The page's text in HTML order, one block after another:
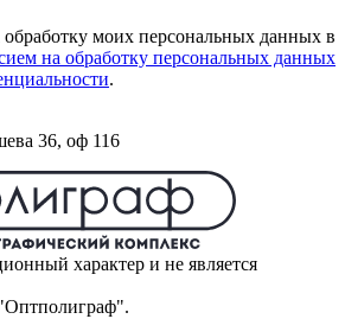
обработку моих персональных данных в
на обработку персональных данных
.
36, оф 116
характер и не является